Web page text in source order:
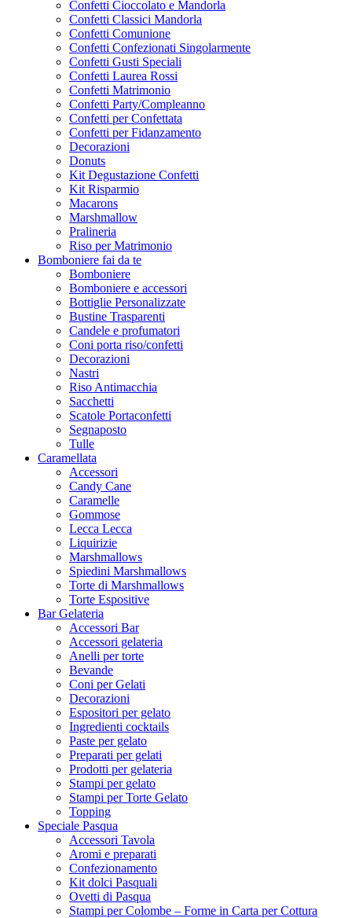
Confetti Cioccolato e Mandorla
Confetti Classici Mandorla
Confetti Comunione
Confetti Confezionati Singolarmente
Confetti Gusti Speciali
Confetti Laurea Rossi
Confetti Matrimonio
Confetti Party/Compleanno
Confetti per Confettata
Confetti per Fidanzamento
Decorazioni
Donuts
Kit Degustazione Confetti
Kit Risparmio
Macarons
Marshmallow
Pralineria
Riso per Matrimonio
Bomboniere fai da te
Bomboniere
Bomboniere e accessori
Bottiglie Personalizzate
Bustine Trasparenti
Candele e profumatori
Coni porta riso/confetti
Decorazioni
Nastri
Riso Antimacchia
Sacchetti
Scatole Portaconfetti
Segnaposto
Tulle
Caramellata
Accessori
Candy Cane
Caramelle
Gommose
Lecca Lecca
Liquirizie
Marshmallows
Spiedini Marshmallows
Torte di Marshmallows
Torte Espositive
Bar Gelateria
Accessori Bar
Accessori gelateria
Anelli per torte
Bevande
Coni per Gelati
Decorazioni
Espositori per gelato
Ingredienti cocktails
Paste per gelato
Preparati per gelati
Prodotti per gelateria
Stampi per gelato
Stampi per Torte Gelato
Topping
Speciale Pasqua
Accessori Tavola
Aromi e preparati
Confezionamento
Kit dolci Pasquali
Ovetti di Pasqua
Stampi per Colombe – Forme in Carta per Cottura